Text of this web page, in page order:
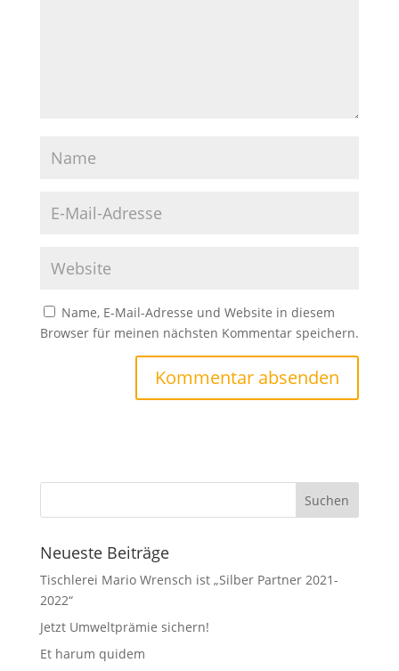
Name, E-Mail-Adresse und Website in diesem
Browser für meinen nächsten Kommentar speichern.
Neueste Beiträge
Tischlerei Mario Wrensch ist „Silber Partner 2021-
2022“
Jetzt Umweltprämie sichern!
Et harum quidem